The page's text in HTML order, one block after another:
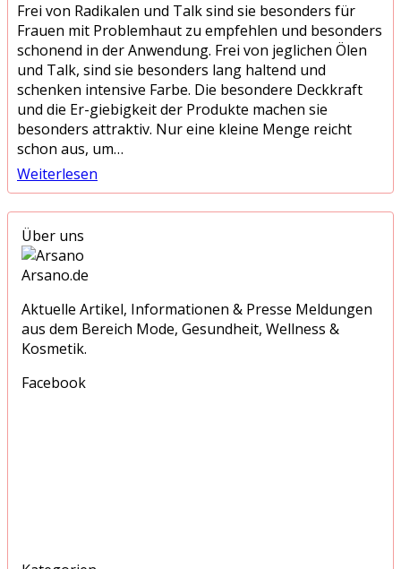
Frei von Radikalen und Talk sind sie besonders für
Frauen mit Problemhaut zu empfehlen und besonders
schonend in der Anwendung. Frei von jeglichen Ölen
und Talk, sind sie besonders lang haltend und
schenken intensive Farbe. Die besondere Deckkraft
und die Er-giebigkeit der Produkte machen sie
besonders attraktiv. Nur eine kleine Menge reicht
schon aus, um…
Weiterlesen
Über uns
Arsano.de
Aktuelle Artikel, Informationen & Presse Meldungen
aus dem Bereich Mode, Gesundheit, Wellness &
Kosmetik.
Facebook